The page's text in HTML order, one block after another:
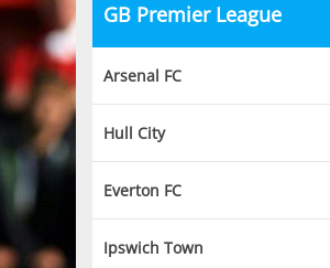
GB Premier League
Arsenal FC
Hull City
Everton FC
Ipswich Town